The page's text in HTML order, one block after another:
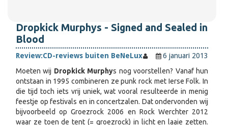
Dropkick Murphys - Signed and Sealed in
Blood
Review:CD-reviews buiten BeNeLux
6 januari 2013
Moeten wij Dropkick Murphys nog voorstellen? Vanaf hun
ontstaan in 1995 combineren ze punk rock met Ierse Folk. In
die tijd toch iets vrij uniek, wat vooral resulteerde in menig
feestje op festivals en in concertzalen. Dat ondervonden wij
bijvoorbeeld op Groezrock 2006 en Rock Werchter 2012
waar ze toen de tent (= groezrock) in licht en laaie zetten.